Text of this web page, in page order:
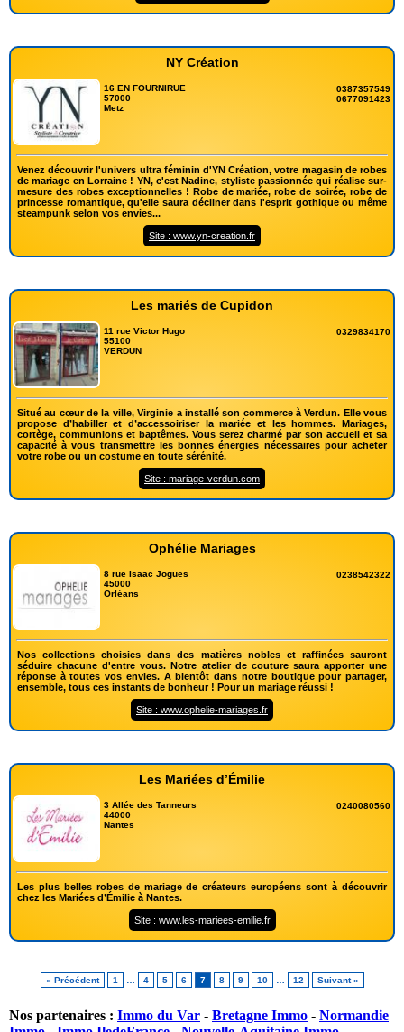
NY Création
16 EN FOURNIRUE
57000
Metz
0387357549
0677091423
Venez découvrir l'univers ultra féminin d'YN Création, votre magasin de robes
de mariage en Lorraine ! YN, c'est Nadine, styliste passionnée qui réalise sur-
mesure des robes exceptionnelles ! Robe de mariée, robe de soirée, robe de
princesse romantique, qu'elle saura décliner dans l'esprit gothique ou même
steampunk selon vos envies...
Site : www.yn-creation.fr
Les mariés de Cupidon
11 rue Victor Hugo
55100
VERDUN
0329834170
Situé au cœur de la ville, Virginie a installé son commerce à Verdun. Elle vous
propose d’habiller et d’accessoiriser la mariée et les hommes. Mariages,
cortège, communions et baptêmes. Vous serez charmé par son accueil et sa
capacité à vous transmettre les bonnes énergies nécessaires pour acheter
votre robe ou un costume en toute sérénité.
Site : mariage-verdun.com
Ophélie Mariages
8 rue Isaac Jogues
45000
Orléans
0238542322
Nos collections choisies dans des matières nobles et raffinées sauront
séduire chacune d'entre vous. Notre atelier de couture saura apporter une
réponse à toutes vos envies. A bientôt dans notre boutique pour partager,
ensemble, tous ces instants de bonheur ! Pour un mariage réussi !
Site : www.ophelie-mariages.fr
Les Mariées d’Émilie
3 Allée des Tanneurs
44000
Nantes
0240080560
Les plus belles robes de mariage de créateurs européens sont à découvrir
chez les Mariées d’Émilie à Nantes.
Site : www.les-mariees-emilie.fr
« Précédent 1 … 4 5 6 7 8 9 10 … 12 Suivant »
Nos partenaires : Immo du Var - Bretagne Immo - Normandie